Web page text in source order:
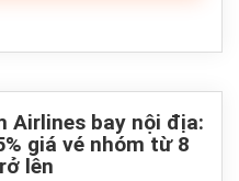
Airlines bay nội địa:
giá vé nhóm từ 8
lên